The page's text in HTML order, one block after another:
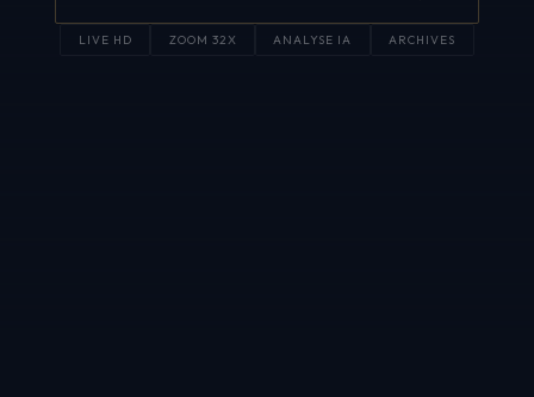
LIVE HD ZOOM 32X ANALYSE IA ARCHIVES